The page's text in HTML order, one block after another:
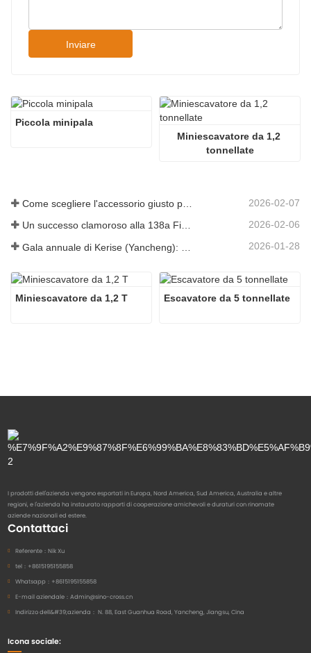
Inviare
Piccola minipala
Miniescavatore da 1,2
tonnellate
2026-02-07
Un successo clamoroso alla 138a Fiera di Canton! 2026-02-06
2026-01-28
Miniescavatore da 1,2 T Escavatore da 5 tonnellate
I prodotti dell'azienda vengono esportati in Europa, Nord America, Sud America, Australia e altre
regioni, e l'azienda ha instaurato rapporti di cooperazione amichevoli e duraturi con rinomate
aziende nazionali ed estere.
Contattaci
Referente： Nik Xu
tel： +8615195155858
Whatsapp： +8615195155858
E-mail aziendale： Admin@sino-cross.cn
Indirizzo dell&#39;azienda： N. 88, East Guanhua Road, Yancheng, Jiangsu, Cina
Icona sociale: